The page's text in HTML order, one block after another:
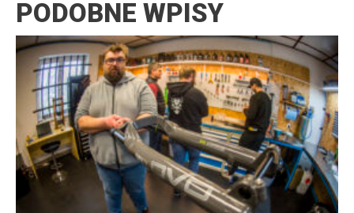
PODOBNE WPISY